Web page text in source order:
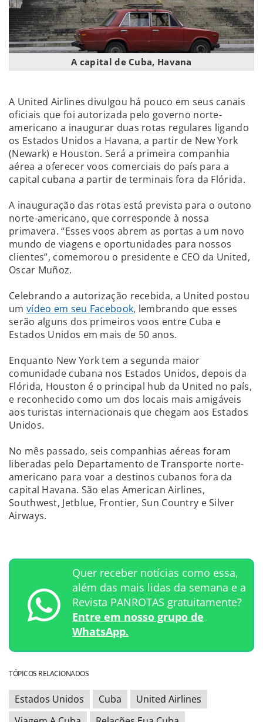
A capital de Cuba, Havana
A United Airlines divulgou há pouco em seus canais
oficiais que foi autorizada pelo governo norte-
americano a inaugurar duas rotas regulares ligando
os Estados Unidos a Havana, a partir de New York
(Newark) e Houston. Será a primeira companhia
aérea a oferecer voos comerciais do país para a
capital cubana a partir de terminais fora da Flórida.
A inauguração das rotas está prevista para o outono
norte-americano, que corresponde à nossa
primavera. “Esses voos abrem as portas a um novo
mundo de viagens e oportunidades para nossos
clientes”, comemorou o presidente e CEO da United,
Oscar Muñoz.
Celebrando a autorização recebida, a United postou
um vídeo em seu Facebook, lembrando que esses
serão alguns dos primeiros voos entre Cuba e
Estados Unidos em mais de 50 anos.
Enquanto New York tem a segunda maior
comunidade cubana nos Estados Unidos, depois da
Flórida, Houston é o principal hub da United no país,
e reconhecido como um dos locais mais amigáveis
aos turistas internacionais que chegam aos Estados
Unidos.
No mês passado, seis companhias aéreas foram
liberadas pelo Departamento de Transporte norte-
americano para voar a destinos cubanos fora da
capital Havana. São elas American Airlines,
Southwest, Jetblue, Frontier, Sun Country e Silver
Airways.
Quer receber notícias como essa,
além das mais lidas da semana e a
Revista PANROTAS gratuitamente?
Entre em nosso grupo de
WhatsApp.
TÓPICOS RELACIONADOS
Estados Unidos Cuba
United Airlines